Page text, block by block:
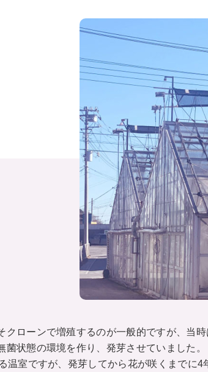
クローンで増殖するのが一般的ですが、当
菌状態の環境を作り、発芽させていました。
温室ですが、発芽してから花が咲くまでに